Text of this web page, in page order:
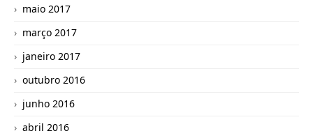
maio 2017
março 2017
janeiro 2017
outubro 2016
junho 2016
abril 2016